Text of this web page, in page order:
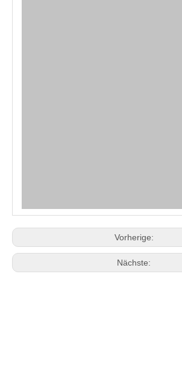
Vorherige:
Nächste: